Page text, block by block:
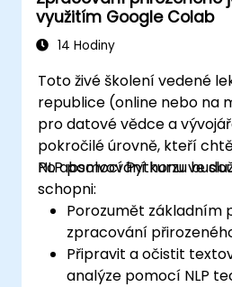
modely strojového
využitím Google Colab
14 Hodiny
Toto živé školení vedené
republice (online nebo na
pro datové vědce a
pokročilé úrovně, kteří
NLP pomocí Pythonu ve
Po absolvování kurzu
schopni:
Porozumět základním
zpracování
Připravit a očistit
analýze pomocí NLP